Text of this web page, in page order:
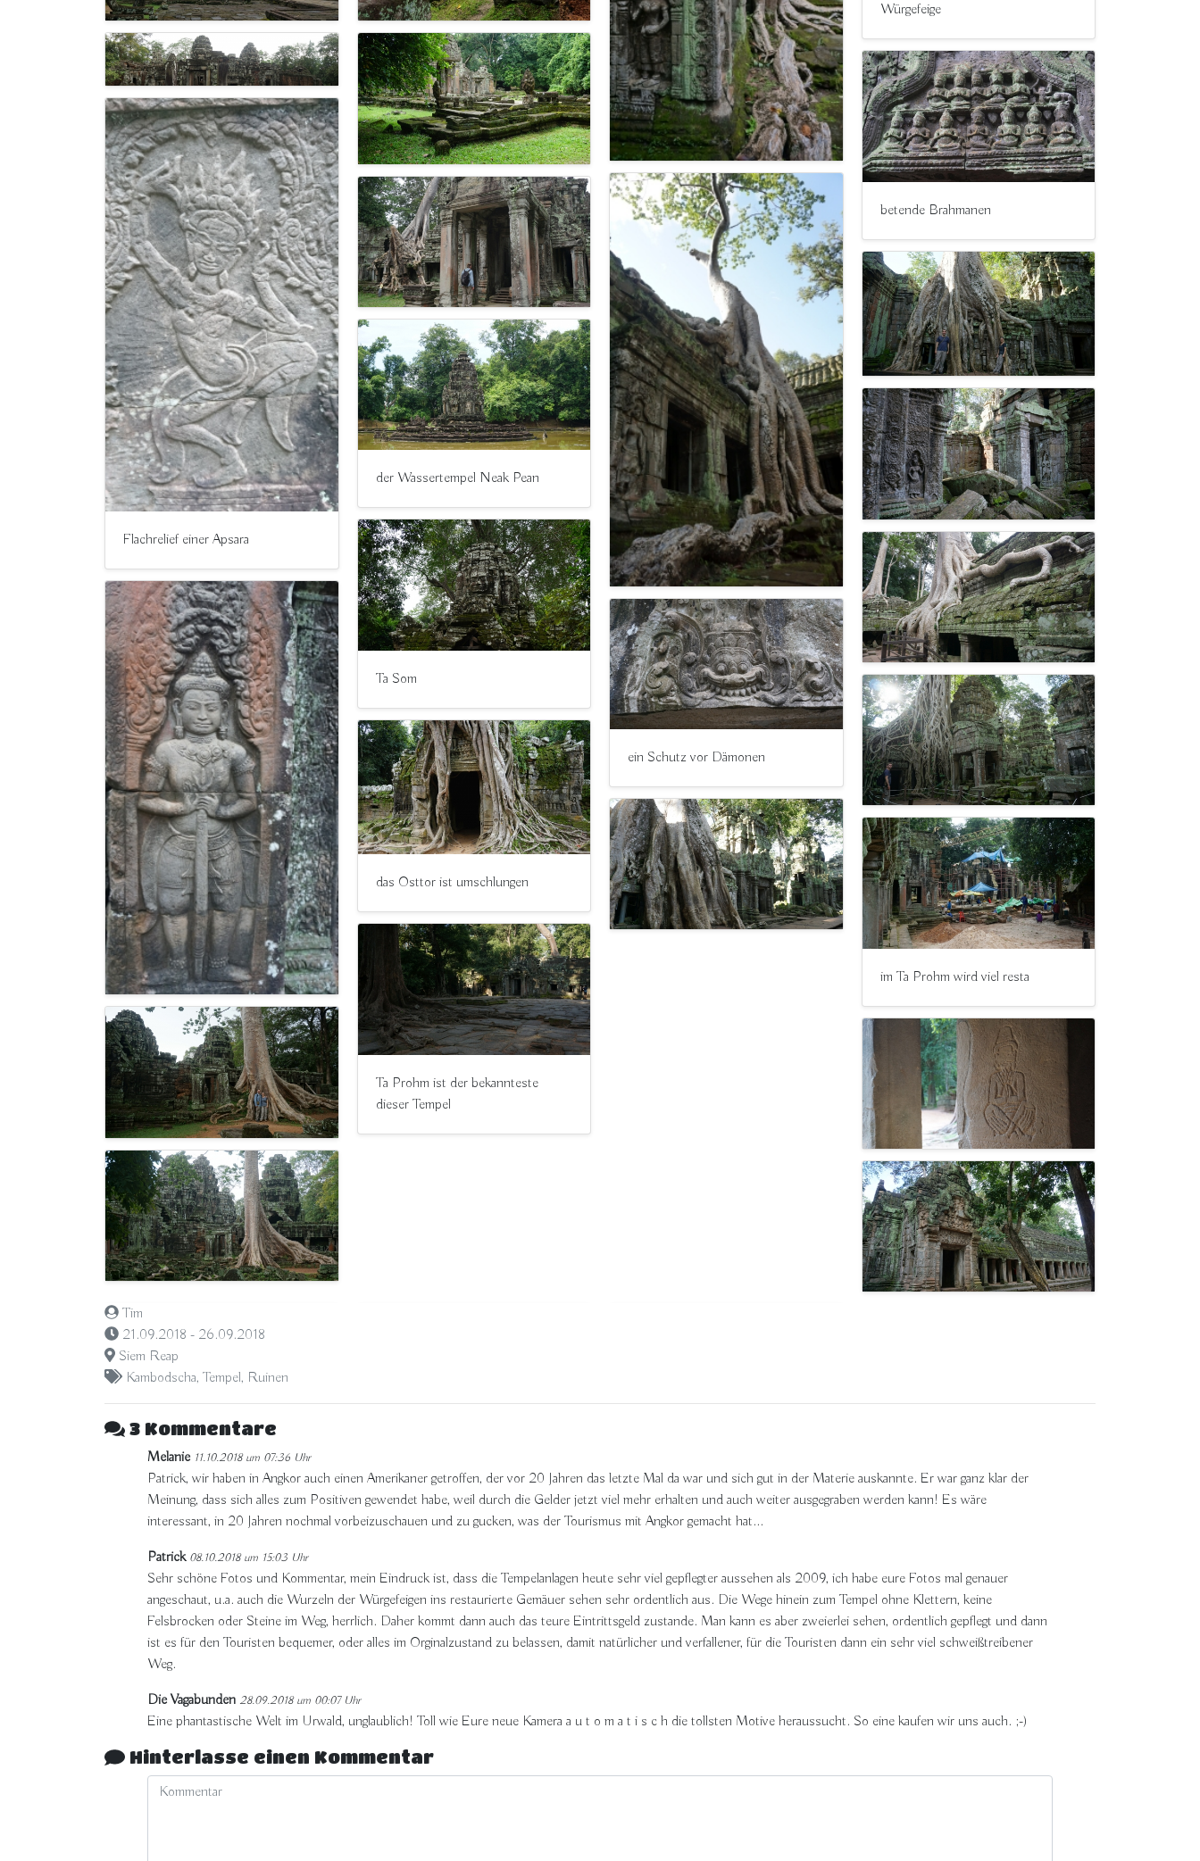
Flachrelief einer Apsara
der Wassertempel Neak Pean
Ta Som
das Osttor ist umschlungen
Ta Prohm ist der bekannteste
dieser Tempel
ein Schutz vor Dämonen
Würgefeige
betende Brahmanen
im Ta Prohm wird viel resta
Tim
21.09.2018 - 26.09.2018
Siem Reap
Kambodscha, Tempel, Ruinen
3 Kommentare
Melanie 11.10.2018 um 07:36 Uhr
Patrick, wir haben in Angkor auch einen Amerikaner getroffen, der vor 20 Jahren das letzte Mal da war und sich gut in der Materie auskannte. Er war ganz klar der
Meinung, dass sich alles zum Positiven gewendet habe, weil durch die Gelder jetzt viel mehr erhalten und auch weiter ausgegraben werden kann! Es wäre
interessant, in 20 Jahren nochmal vorbeizuschauen und zu gucken, was der Tourismus mit Angkor gemacht hat...
Patrick 08.10.2018 um 15:03 Uhr
Sehr schöne Fotos und Kommentar, mein Eindruck ist, dass die Tempelanlagen heute sehr viel gepflegter aussehen als 2009, ich habe eure Fotos mal genauer
angeschaut, u.a. auch die Wurzeln der Würgefeigen ins restaurierte Gemäuer sehen sehr ordentlich aus. Die Wege hinein zum Tempel ohne Klettern, keine
Felsbrocken oder Steine im Weg, herrlich. Daher kommt dann auch das teure Eintrittsgeld zustande. Man kann es aber zweierlei sehen, ordentlich gepflegt und dann
ist es für den Touristen bequemer, oder alles im Orginalzustand zu belassen, damit natürlicher und verfallener, für die Touristen dann ein sehr viel schweißtreibener
Weg.
Die Vagabunden 28.09.2018 um 00:07 Uhr
Eine phantastische Welt im Urwald, unglaublich! Toll wie Eure neue Kamera a u t o m a t i s c h die tollsten Motive heraussucht. So eine kaufen wir uns auch. ;-)
Hinterlasse einen Kommentar